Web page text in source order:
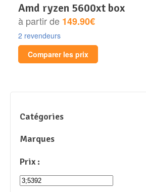
amd ryzen 5600xt box
à partir de 149.90€
2 revendeurs
Comparer les prix
Catégories
Marques
Prix :